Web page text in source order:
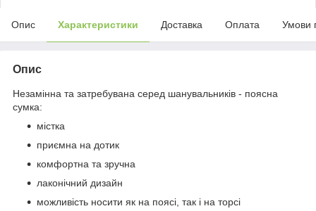
Опис Характеристики Доставка Оплата Умови
Опис
Незамінна та затребувана серед шанувальників - поясна
сумка:
містка
приємна на дотик
комфортна та зручна
лаконічний дизайн
можливість носити як на поясі, так і на торсі